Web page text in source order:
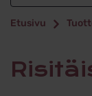
Etusivu